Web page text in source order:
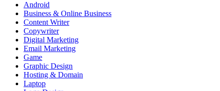
Android
Business & Online Business
Content Writer
Copywriter
Digital Marketing
Email Marketing
Game
Graphic Design
Hosting & Domain
Laptop